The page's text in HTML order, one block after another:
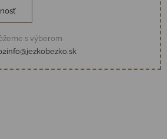
s výberom
info@jezkobezko.sk